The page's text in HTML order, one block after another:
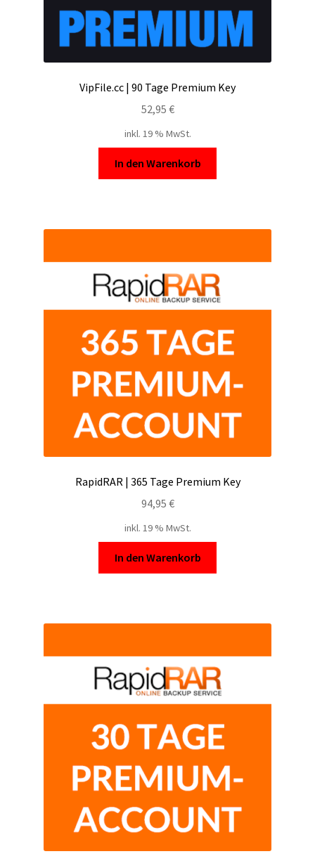
FAQ – Häufige Fragen
VipFile.cc | 90 Tage Premium Key
52,95 €
inkl. 19 % MwSt.
In den Warenkorb
RapidRAR | 365 Tage Premium Key
94,95 €
inkl. 19 % MwSt.
In den Warenkorb